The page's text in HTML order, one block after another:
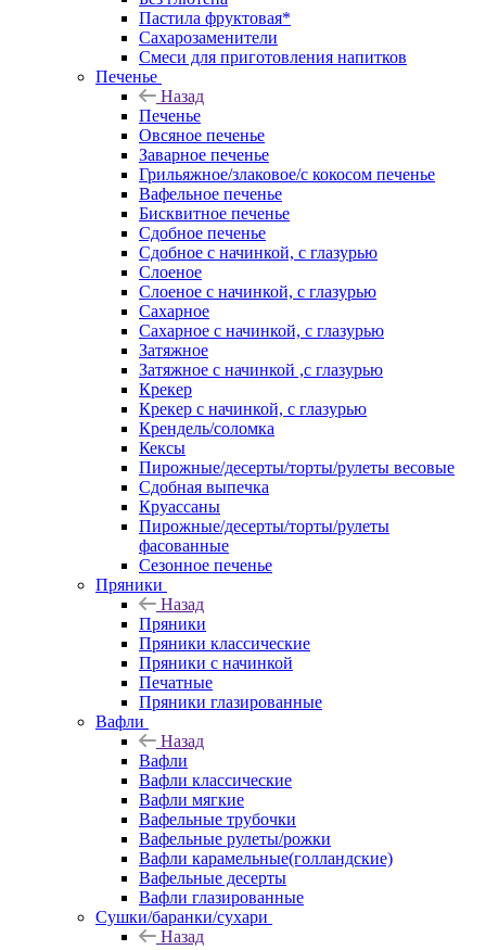
Пастила фруктовая*
Сахарозаменители
Смеси для приготовления напитков
Печенье
Назад
Печенье
Овсяное печенье
Заварное печенье
Грильяжное/злаковое/с кокосом печенье
Вафельное печенье
Бисквитное печенье
Сдобное печенье
Сдобное с начинкой, с глазурью
Слоеное
Слоеное с начинкой, с глазурью
Сахарное
Сахарное с начинкой, с глазурью
Затяжное
Затяжное с начинкой ,с глазурью
Крекер
Крекер с начинкой, с глазурью
Крендель/соломка
Кексы
Пирожные/десерты/торты/рулеты весовые
Сдобная выпечка
Круассаны
Пирожные/десерты/торты/рулеты
фасованные
Сезонное печенье
Пряники
Назад
Пряники
Пряники классические
Пряники с начинкой
Печатные
Пряники глазированные
Вафли
Назад
Вафли
Вафли классические
Вафли мягкие
Вафельные трубочки
Вафельные рулеты/рожки
Вафли карамельные(голландские)
Вафельные десерты
Вафли глазированные
Сушки/баранки/сухари
Назад